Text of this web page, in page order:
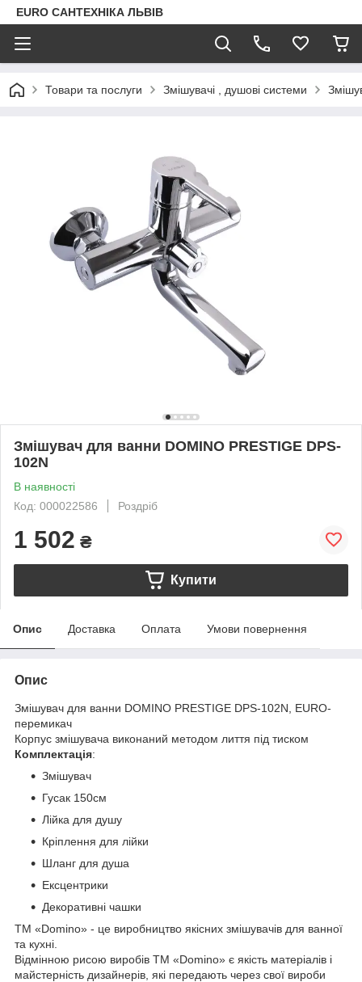
EURO САНТЕХНІКА ЛЬВІВ
Товари та послуги Змішувачі , душові системи
Змішувач для ванни DOMINO PRESTIGE DPS-
102N
В наявності
Код: 000022586
Роздріб
1 502 ₴
Купити
Опис Доставка Оплата Умови повернення
Опис
Змішувач для ванни DOMINO PRESTIGE DPS-102N, EURO-
перемикач
Корпус змішувача виконаний методом лиття під тиском
Комплектація:
Змішувач
Гусак 150см
Лійка для душу
Кріплення для лійки
Шланг для душа
Ексцентрики
Декоративні чашки
ТМ «Domino» - це виробництво якісних змішувачів для ванної
та кухні.
Відмінною рисою виробів ТМ «Domino» є якість матеріалів і
майстерність дизайнерів, які передають через свої вироби